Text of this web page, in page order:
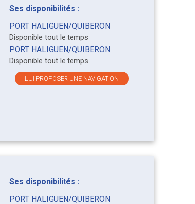
Ses disponibilités :
PORT HALIGUEN/QUIBERON
Disponible tout le temps
PORT HALIGUEN/QUIBERON
Disponible tout le temps
LUI PROPOSER UNE NAVIGATION
Ses disponibilités :
PORT HALIGUEN/QUIBERON